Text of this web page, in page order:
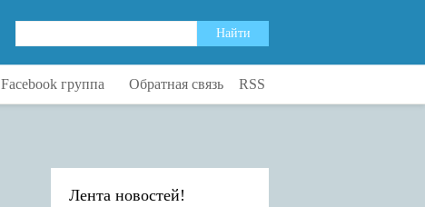
Facebook группа Обратная связь RSS
Лента новостей!